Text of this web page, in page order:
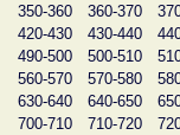
350-360
360-370
420-430
430-440
490-500
500-510
560-570
570-580
630-640
640-650
700-710
710-720